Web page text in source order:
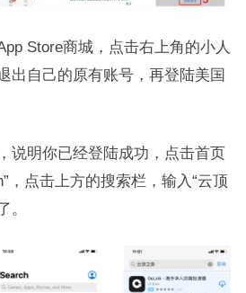
Store商城，点击右上角的小人
出自己的原有账号，再登陆美国
说明你已经登陆成功，点击首页
，点击上方的搜索栏，输入“云顶
。